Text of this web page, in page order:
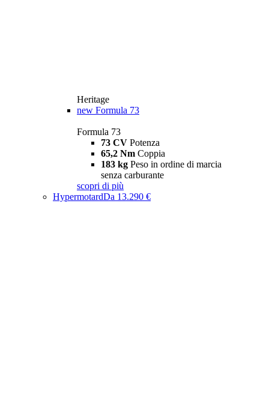
Heritage
new Formula 73
Formula 73
73 CV Potenza
65,2 Nm Coppia
183 kg Peso in ordine di marcia
senza carburante
scopri di più
HypermotardDa 13.290 €